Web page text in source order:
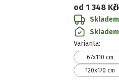
od 1 348 Kč
/
Varianta:
67x110 cm
120x170 cm